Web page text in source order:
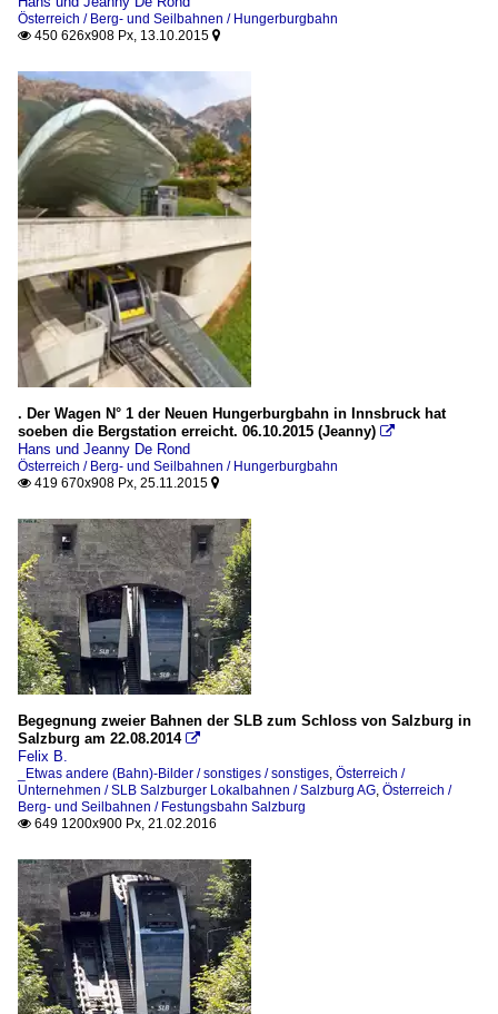
Österreich / Berg- und Seilbahnen / Hungerburgbahn
 450 626x908 Px, 13.10.2015 
. Der Wagen N° 1 der Neuen Hungerburgbahn in Innsbruck hat
soeben die Bergstation erreicht. 06.10.2015 (Jeanny) 
Hans und Jeanny De Rond
Österreich / Berg- und Seilbahnen / Hungerburgbahn
 419 670x908 Px, 25.11.2015 
Begegnung zweier Bahnen der SLB zum Schloss von Salzburg in
Salzburg am 22.08.2014 
Felix B.
_Etwas andere (Bahn)-Bilder / sonstiges / sonstiges, Österreich /
Unternehmen / SLB Salzburger Lokalbahnen / Salzburg AG, Österreich /
Berg- und Seilbahnen / Festungsbahn Salzburg
 649 1200x900 Px, 21.02.2016